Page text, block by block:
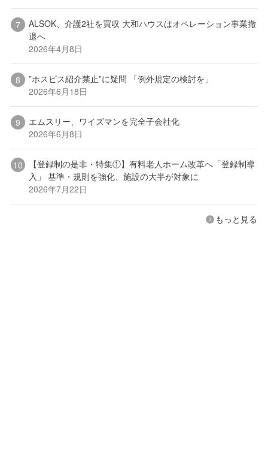
ALSOK、介護2社を買収 大和ハウスはオペレーション事業撤
退へ
2026年4月8日
”ホスピス紹介禁止”に疑問 「例外規定の検討を」
2026年6月18日
エムスリー、ワイズマンを完全子会社化
2026年6月8日
【登録制の是非・特集①】有料老人ホーム改革へ「登録制導
入」 基準・規則を強化、施設の大半が対象に
2026年7月22日
もっと見る